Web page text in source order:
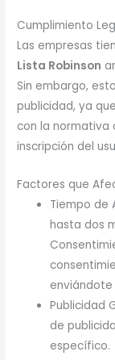
Cumplimiento
Las empresas
Lista Robinson
Sin embargo,
publicidad, ya
con la normativa
inscripción del
Factores que
Tiempo de
hasta dos
enviándote
Publicidad
de
específico.